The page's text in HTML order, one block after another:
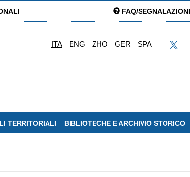
FAQ/SEGNALAZIONI
ITA ENG ZHO GER SPA
TERRITORIALI BIBLIOTECHE E ARCHIVIO STORICO